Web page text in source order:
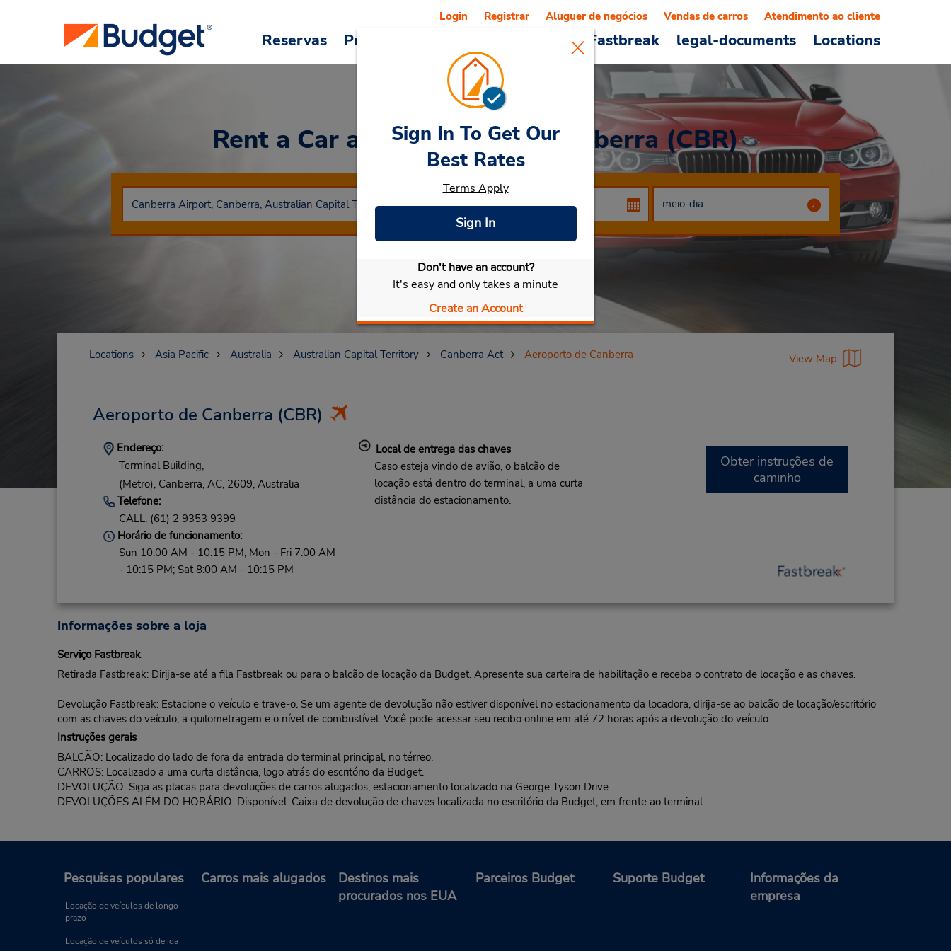
Reservas Promoções Veículos e serviços Fastbreak legal-documents Locations
Login Registrar Aluguer de negócios Vendas de carros Atendimento ao cliente
Rent a Car at Aeroporto de Canberra (CBR)
Selecionar meu carro
Sign In To Get Our
Best Rates
Terms Apply
Sign In
Don't have an account?
It's easy and only takes a minute
Create an Account
Locations Asia Pacific Australia Australian Capital Territory Canberra Act Aeroporto de Canberra View Map
Aeroporto de Canberra (CBR)
Endereço:
Terminal Building,
(Metro), Canberra, AC, 2609, Australia
Telefone:
CALL: (61) 2 9353 9399
Horário de funcionamento:
Sun 10:00 AM - 10:15 PM; Mon - Fri 7:00 AM
- 10:15 PM; Sat 8:00 AM - 10:15 PM
Local de entrega das chaves
Caso esteja vindo de avião, o balcão de
locação está dentro do terminal, a uma curta
distância do estacionamento.
Obter instruções de
caminho
Informações sobre a loja
Serviço Fastbreak
Retirada Fastbreak: Dirija-se até a fila Fastbreak ou para o balcão de locação da Budget. Apresente sua carteira de habilitação e receba o contrato de locação e as chaves.
Devolução Fastbreak: Estacione o veículo e trave-o. Se um agente de devolução não estiver disponível no estacionamento da locadora, dirija-se ao balcão de locação/escritório
com as chaves do veículo, a quilometragem e o nível de combustível. Você pode acessar seu recibo online em até 72 horas após a devolução do veículo.
Instruções gerais
BALCÃO: Localizado do lado de fora da entrada do terminal principal, no térreo.
CARROS: Localizado a uma curta distância, logo atrás do escritório da Budget.
DEVOLUÇÃO: Siga as placas para devoluções de carros alugados, estacionamento localizado na George Tyson Drive.
DEVOLUÇÕES ALÉM DO HORÁRIO: Disponível. Caixa de devolução de chaves localizada no escritório da Budget, em frente ao terminal.
Pesquisas populares
Locação de veículos de longo
prazo
Locação de veículos só de ida
Carros mais alugados
Destinos mais
procurados nos EUA
Parceiros Budget Suporte Budget
Informações da
empresa